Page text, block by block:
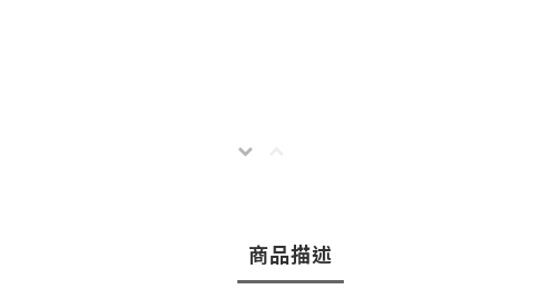
商品描述